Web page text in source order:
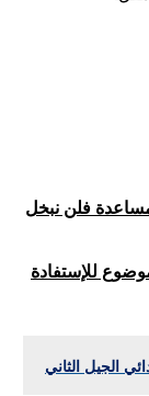
فلن نبخل
للإستفادة